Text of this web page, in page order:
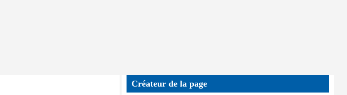
Créateur de la page